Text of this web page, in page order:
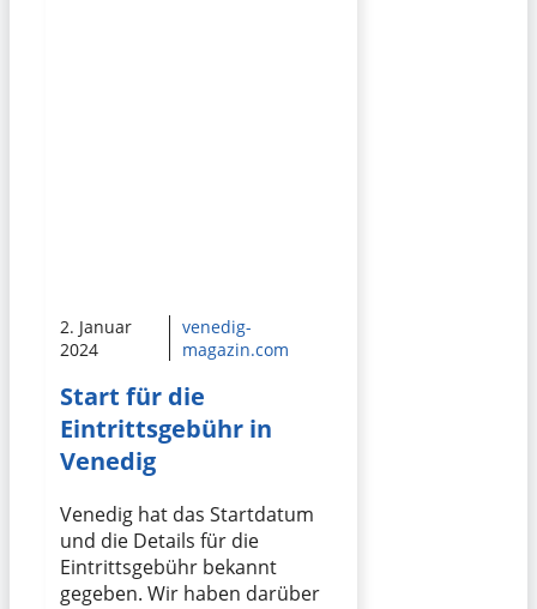
2. Januar
2024
venedig-
magazin.com
Start für die
Eintrittsgebühr in
Venedig
Venedig hat das Startdatum
und die Details für die
Eintrittsgebühr bekannt
gegeben. Wir haben darüber